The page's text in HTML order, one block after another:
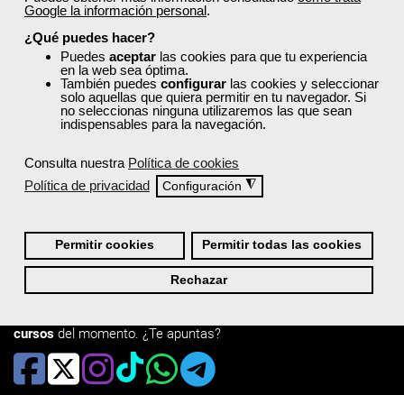
Google la información personal.
¿Qué puedes hacer?
Puedes aceptar las cookies para que tu experiencia
en la web sea óptima.
También puedes configurar las cookies y seleccionar
solo aquellas que quiera permitir en tu navegador. Si
no seleccionas ninguna utilizaremos las que sean
indispensables para la navegación.
Consulta nuestra Política de cookies
Política de privacidad
Configuración ◮
Permitir cookies Permitir todas las cookies
Rechazar
normativa aplicable.
Por último, te informamos que si consideras que el tratamiento de
tus datos no se ajusta a la normativa de aplicación, podrás
interponer una reclamación ante la Agencia Española de Protección
de Datos.
Para más información consulta laPolítica de privacidad
Quiénes Somos:
Especialistas en consultoría yformación para el empleo
cursos del momento. ¿Te apuntas?